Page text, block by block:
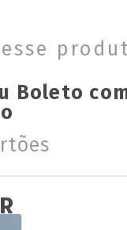
Boleto